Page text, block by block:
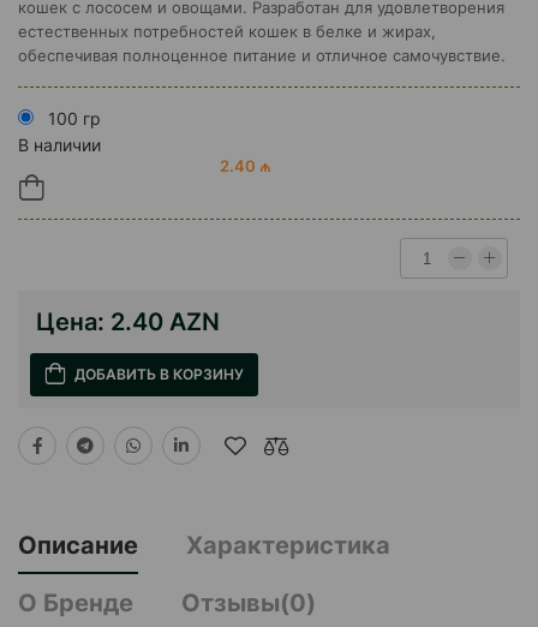
кошек с лососем и овощами. Разработан для удовлетворения
естественных потребностей кошек в белке и жирах,
обеспечивая полноценное питание и отличное самочувствие.
100 гр
В наличии
2.40 ₼
Цена: 2.40 AZN
ДОБАВИТЬ В КОРЗИНУ
Описание
Характеристика
О Бренде
Отзывы(0)